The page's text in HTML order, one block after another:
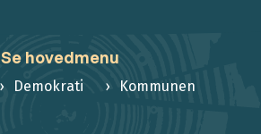
Se hovedmenu
Demokrati Kommunen